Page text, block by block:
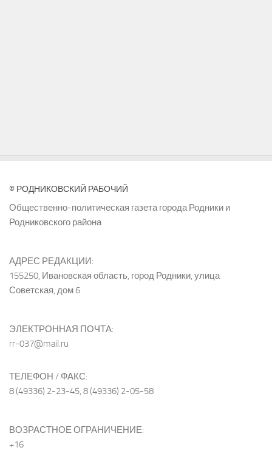
© РОДНИКОВСКИЙ РАБОЧИЙ
Общественно-политическая газета города Родники и
Родниковского района
АДРЕС РЕДАКЦИИ:
155250, Ивановская область, город Родники, улица
Советская, дом 6
ЭЛЕКТРОННАЯ ПОЧТА:
rr-037@mail.ru
ТЕЛЕФОН / ФАКС:
8 (49336) 2-23-45, 8 (49336) 2-05-58
ВОЗРАСТНОЕ ОГРАНИЧЕНИЕ:
+16